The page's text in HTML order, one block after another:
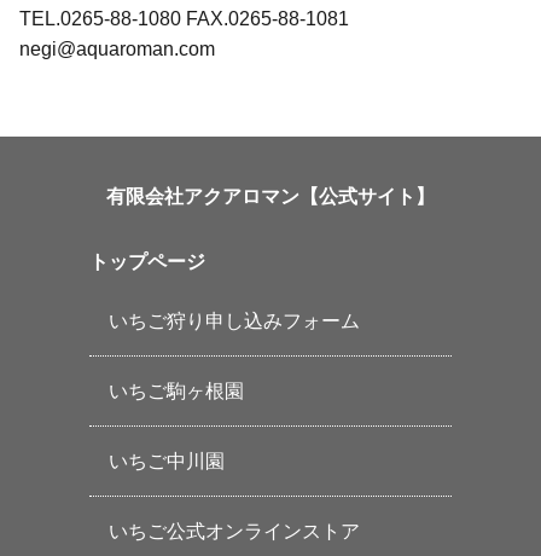
TEL.0265-88-1080 FAX.0265-88-1081
negi@aquaroman.com
有限会社アクアロマン【公式サイト】
トップページ
いちご狩り申し込みフォーム
いちご駒ヶ根園
いちご中川園
いちご公式オンラインストア